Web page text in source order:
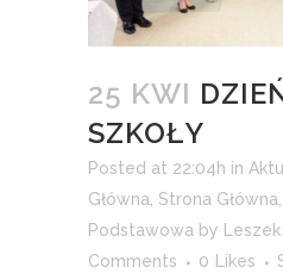
25 KWI
SZKOŁY
Posted at 22:04h in
Główna Strona Główna
Podstawowa by
Comments
0 Likes